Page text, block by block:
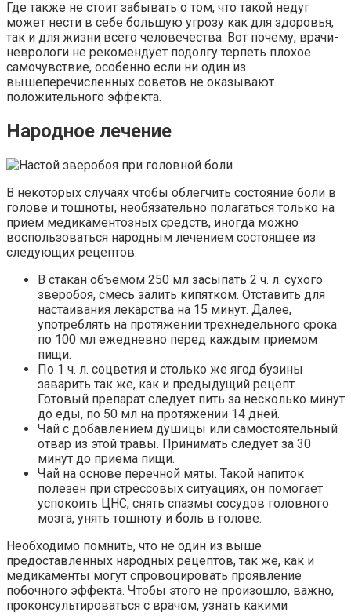
Где также не стоит забывать о том, что такой недуг
может нести в себе большую угрозу как для здоровья,
так и для жизни всего человечества. Вот почему, врачи-
неврологи не рекомендует подолгу терпеть плохое
самочувствие, особенно если ни один из
вышеперечисленных советов не оказывают
положительного эффекта.
Народное лечение
В некоторых случаях чтобы облегчить состояние боли в
голове и тошноты, необязательно полагаться только на
прием медикаментозных средств, иногда можно
воспользоваться народным лечением состоящее из
следующих рецептов:
В стакан объемом 250 мл засыпать 2 ч. л. сухого
зверобоя, смесь залить кипятком. Отставить для
настаивания лекарства на 15 минут. Далее,
употреблять на протяжении трехнедельного срока
по 100 мл ежедневно перед каждым приемом
пищи.
По 1 ч. л. соцветия и столько же ягод бузины
заварить так же, как и предыдущий рецепт.
Готовый препарат следует пить за несколько минут
до еды, по 50 мл на протяжении 14 дней.
Чай с добавлением душицы или самостоятельный
отвар из этой травы. Принимать следует за 30
минут до приема пищи.
Чай на основе перечной мяты. Такой напиток
полезен при стрессовых ситуациях, он помогает
успокоить ЦНС, снять спазмы сосудов головного
мозга, унять тошноту и боль в голове.
Необходимо помнить, что не один из выше
предоставленных народных рецептов, так же, как и
медикаменты могут спровоцировать проявление
побочного эффекта. Чтобы этого не произошло, важно,
проконсультироваться с врачом, узнать какими